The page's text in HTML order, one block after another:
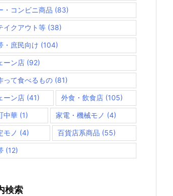
・コンビニ商品 (83)
イクアウト等 (38)
・庶民向け (104)
ーン店 (92)
って食べるもの (81)
ーン店 (41) 外食・飲食店(105)
中華 (1) 家電・機械モノ (4)
モノ (4) 百貨店系商品 (55)
(12)
検索